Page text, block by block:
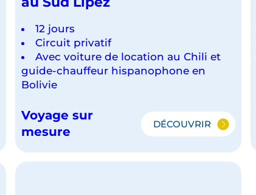
12 jours
Circuit privatif
Avec voiture de location au Chili et
guide-chauffeur hispanophone en
Bolivie
Voyage sur
mesure
DÉCOUVRIR
CHILI
BOLIVIE